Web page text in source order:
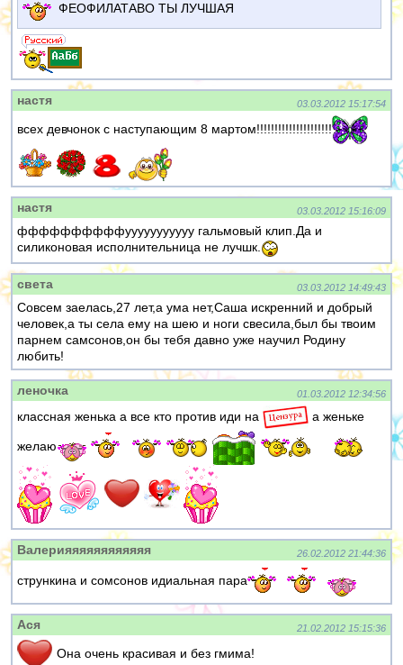
ФЕОФИЛАТАВО ТЫ ЛУЧШАЯ
настя 03.03.2012 15:17:54
всех девчонок с наступающим 8 мартом!!!!!!!!!!!!!!!!!!!!!
настя 03.03.2012 15:16:09
ффффффффффууууууууууу гальмовый клип.Да и
силиконовая исполнительница не лучшк.
света 03.03.2012 14:49:43
Совсем заелась,27 лет,а ума нет,Саша искренний и добрый
человек,а ты села ему на шею и ноги свесила,был бы твоим
парнем самсонов,он бы тебя давно уже научил Родину
любить!
леночка 01.03.2012 12:34:56
классная женька а все кто против иди на а женьке
желаю
Валерияяяяяяяяяяяя 26.02.2012 21:44:36
стрункина и сомсонов идиальная пара
Ася 21.02.2012 15:15:36
Она очень красивая и без гмима!